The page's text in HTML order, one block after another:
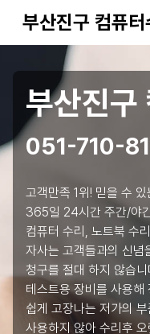
부산진구 컴퓨터
부산진구
051-710-
고객만족 1위! 믿을 수 있
365일 24시간 주간/야
컴퓨터 수리, 노트북 수
자사는 고객들과의 신념
청구를 절대 하지 않습니
테스트용 장비를 사용해
쉽게 고장나는 저가의 부
사용하지 않아 수리후